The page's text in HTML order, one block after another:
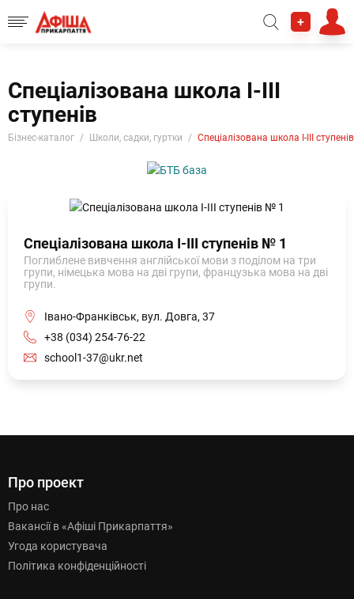
+
Спеціалізована школа І-ІІІ
ступенів
Бізнес-каталог Школи, садки, гуртки Спеціалізована школа І-ІІІ ступенів
Спеціалізована школа І-ІІІ ступенів № 1
Поглиблене вивчення англійської мови з поділом на три
групи, німецька мова на дві групи, французька мова на дві
групи.
Івано-Франківськ, вул. Довга, 37
+38 (034) 254-76-22
school1-37@ukr.net
Про проект
Про нас
Вакансії в «Афіші Прикарпаття»
Угода користувача
Політика конфіденційності